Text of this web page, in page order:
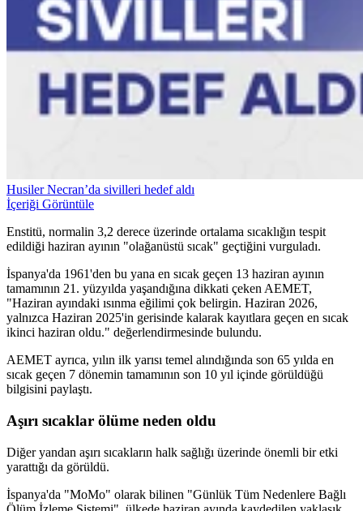
Husiler Necran’da sivilleri hedef aldı
İçeriği Görüntüle
Enstitü, normalin 3,2 derece üzerinde ortalama sıcaklığın tespit
edildiği haziran ayının "olağanüstü sıcak" geçtiğini vurguladı.
İspanya'da 1961'den bu yana en sıcak geçen 13 haziran ayının
tamamının 21. yüzyılda yaşandığına dikkati çeken AEMET,
"Haziran ayındaki ısınma eğilimi çok belirgin. Haziran 2026,
yalnızca Haziran 2025'in gerisinde kalarak kayıtlara geçen en sıcak
ikinci haziran oldu." değerlendirmesinde bulundu.
AEMET ayrıca, yılın ilk yarısı temel alındığında son 65 yılda en
sıcak geçen 7 dönemin tamamının son 10 yıl içinde görüldüğü
bilgisini paylaştı.
Aşırı sıcaklar ölüme neden oldu
Diğer yandan aşırı sıcakların halk sağlığı üzerinde önemli bir etki
yarattığı da görüldü.
İspanya'da "MoMo" olarak bilinen "Günlük Tüm Nedenlere Bağlı